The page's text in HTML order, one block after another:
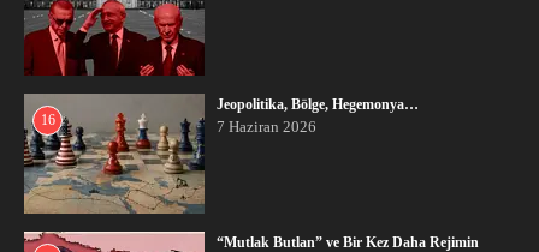
16
Jeopolitika, Bölge, Hegemonya…
7 Haziran 2026
“Mutlak Butlan” ve Bir Kez Daha Rejimin